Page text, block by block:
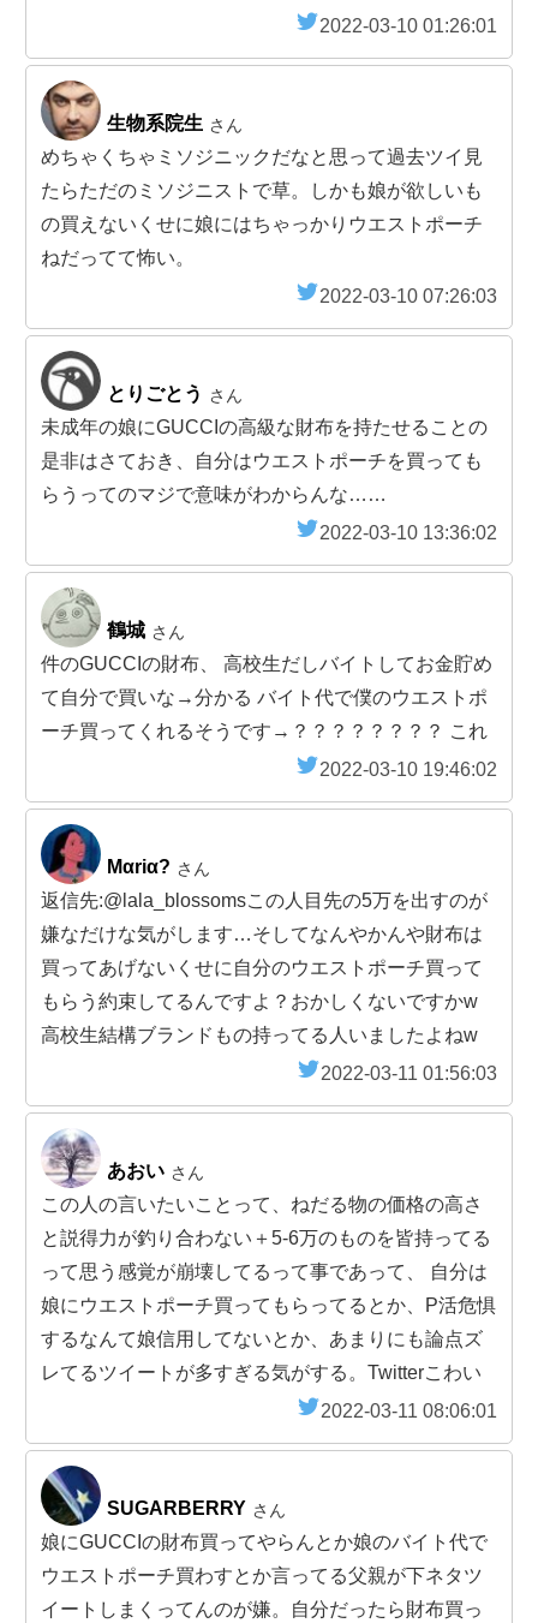
2022-03-10 01:26:01
生物系院生 さん
めちゃくちゃミソジニックだなと思って過去ツイ見
たらただのミソジニストで草。しかも娘が欲しいも
の買えないくせに娘にはちゃっかりウエストポーチ
ねだってて怖い。
2022-03-10 07:26:03
とりごとう さん
未成年の娘にGUCCIの高級な財布を持たせることの
是非はさておき、自分はウエストポーチを買っても
らうってのマジで意味がわからんな……
2022-03-10 13:36:02
鶴城 さん
件のGUCCIの財布、 高校生だしバイトしてお金貯め
て自分で買いな→分かる バイト代で僕のウエストポ
ーチ買ってくれるそうです→？？？？？？？？ これ
2022-03-10 19:46:02
Mαriα? さん
返信先:@lala_blossomsこの人目先の5万を出すのが
嫌なだけな気がします…そしてなんやかんや財布は
買ってあげないくせに自分のウエストポーチ買って
もらう約束してるんですよ？おかしくないですかw
高校生結構ブランドもの持ってる人いましたよねw
2022-03-11 01:56:03
あおい さん
この人の言いたいことって、ねだる物の価格の高さ
と説得力が釣り合わない＋5-6万のものを皆持ってる
って思う感覚が崩壊してるって事であって、 自分は
娘にウエストポーチ買ってもらってるとか、P活危惧
するなんて娘信用してないとか、あまりにも論点ズ
レてるツイートが多すぎる気がする。Twitterこわい
2022-03-11 08:06:01
SUGARBERRY さん
娘にGUCCIの財布買ってやらんとか娘のバイト代で
ウエストポーチ買わすとか言ってる父親が下ネタツ
イートしまくってんのが嫌。自分だったら財布買っ